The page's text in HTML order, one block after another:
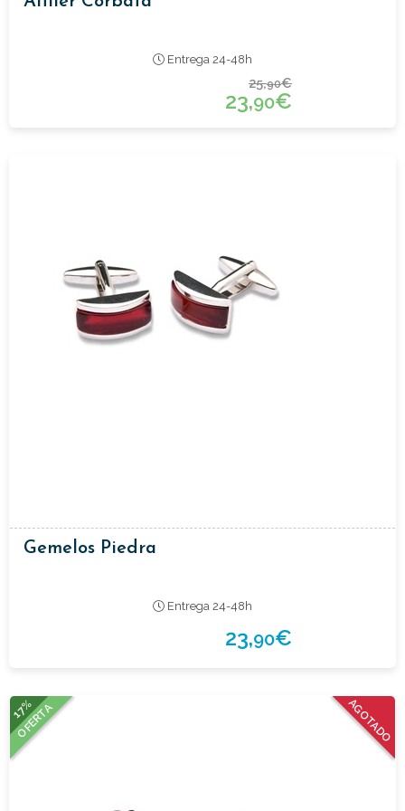
Entrega 24-48h
25,90€
23,90€
Gemelos Piedra
Entrega 24-48h
23,90€
AGOTADO
17%
OFERTA